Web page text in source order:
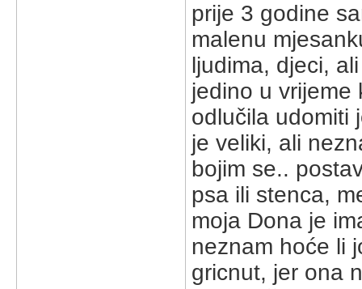
prije 3 godine
malenu
ljudima, djeci,
jedino u vrijeme
odlučila udomiti
je veliki, ali
bojim se..
psa ili stenca,
moja Dona je
neznam hoće li
gricnut, jer ona